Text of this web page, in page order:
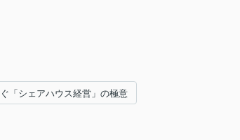
「シェアハウス経営」の極意